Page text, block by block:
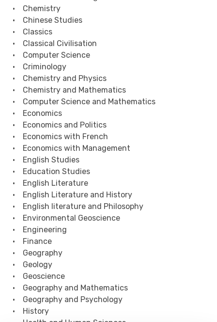
• Chemistry
• Chinese Studies
• Classics
• Classical Civilisation
• Computer Science
• Criminology
• Chemistry and Physics
• Chemistry and Mathematics
• Computer Science and Mathematics
• Economics
• Economics and Politics
• Economics with French
• Economics with Management
• English Studies
• Education Studies
• English Literature
• English Literature and History
• English literature and Philosophy
• Environmental Geoscience
• Engineering
• Finance
• Geography
• Geology
• Geoscience
• Geography and Mathematics
• Geography and Psychology
• History